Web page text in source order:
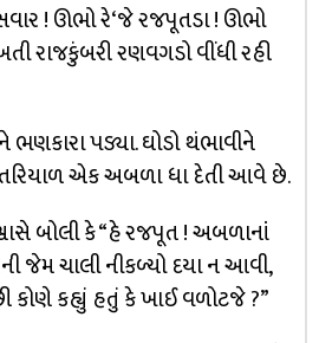
! ઊભો રે‘જે રજપૂતડા ! ઊભો
રાજકુંબરી રણવગડો વીંધી રહી
પડ્યા. ઘોડો થંભાવીને
એક અબળા ધા દેતી આવે છે.
બોલી કે “હે રજપૂત ! અબળાનાં
જેમ ચાલી નીકળ્યો દયા ન આવી,
કોણે કહ્યું હતું કે ખાઈ વળોટજે ?”